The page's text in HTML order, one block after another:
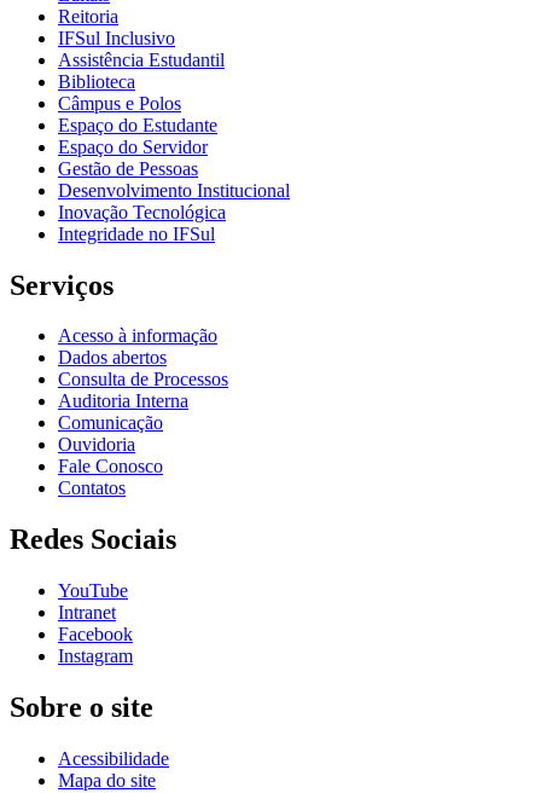
Reitoria
IFSul Inclusivo
Assistência Estudantil
Biblioteca
Câmpus e Polos
Espaço do Estudante
Espaço do Servidor
Gestão de Pessoas
Desenvolvimento Institucional
Inovação Tecnológica
Integridade no IFSul
Serviços
Acesso à informação
Dados abertos
Consulta de Processos
Auditoria Interna
Comunicação
Ouvidoria
Fale Conosco
Contatos
Redes Sociais
YouTube
Intranet
Facebook
Instagram
Sobre o site
Acessibilidade
Mapa do site